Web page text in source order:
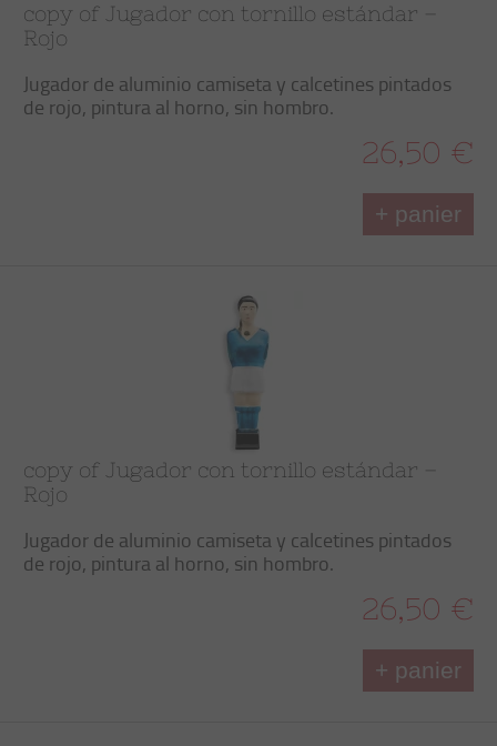
copy of Jugador con tornillo estándar –
Rojo
Jugador de aluminio camiseta y calcetines pintados
de rojo, pintura al horno, sin hombro.
26,50 €
+ panier
copy of Jugador con tornillo estándar –
Rojo
Jugador de aluminio camiseta y calcetines pintados
de rojo, pintura al horno, sin hombro.
26,50 €
+ panier